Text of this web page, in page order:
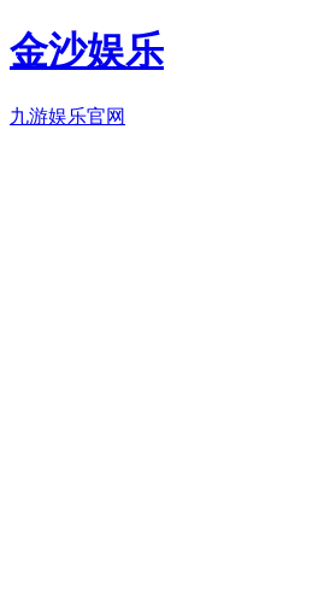
金沙娱乐
九游娱乐官网